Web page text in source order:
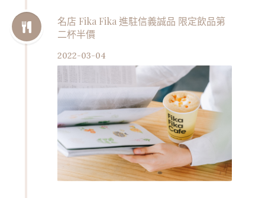
廳主廚之一的 Patrick Dang 經歷豐富。在香港
出生並於澳洲成長的他，足跡遍布半個地球，曾
知名餐廳的主廚與顧問。對他而言…
名店 Fika Fika 進駐信義誠品 限定飲品第
二杯半價
2022-03-04